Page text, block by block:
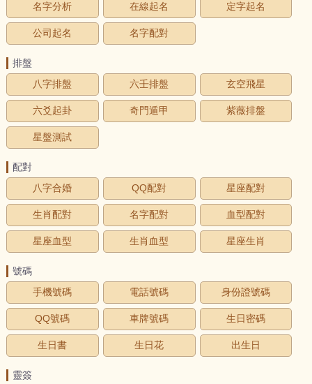
名字分析
在線起名 定字起名
公司起名 名字配對
排盤
八字排盤
六壬排盤 玄空飛星
六爻起卦 奇門遁甲 紫薇排盤
星盤測試
配對
八字合婚
QQ配對 星座配對
生肖配對 名字配對 血型配對
星座血型 生肖血型 星座生肖
號碼
手機號碼
電話號碼 身份證號碼
QQ號碼 車牌號碼 生日密碼
生日書 生日花 出生日
靈簽